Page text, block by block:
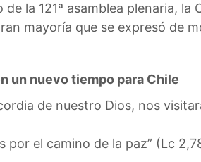
de la 121ª asamblea plenaria,
mayoría que se expresó de
un nuevo tiempo para Chile
de nuestro Dios, nos
por el camino de la paz” (Lc